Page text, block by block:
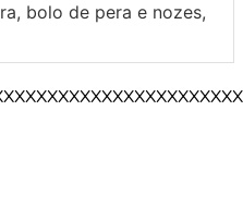
bolo de pera e nozes,